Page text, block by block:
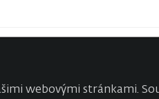
Kontakty Wealth Report
webovými stránkami.